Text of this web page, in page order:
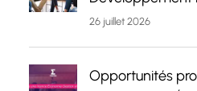
26 juillet 2026
Opportunités